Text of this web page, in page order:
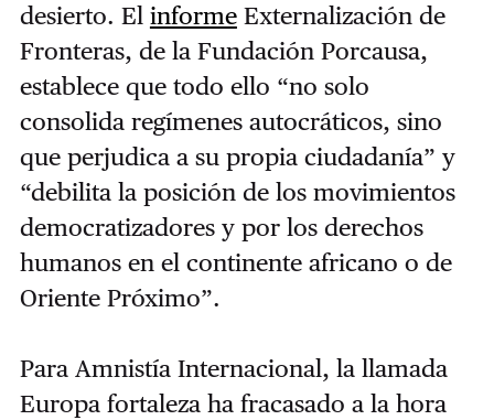
desierto. El informeExternalización de
Fronteras, de la Fundación Porcausa,
establece que todo ello “no solo
consolida regímenes autocráticos, sino
que perjudica a su propia ciudadanía” y
“debilita la posición de los movimientos
democratizadores y por los derechos
humanos en el continente africano o de
Oriente Próximo”.
Para Amnistía Internacional, la llamada
Europa fortaleza ha fracasado a la hora